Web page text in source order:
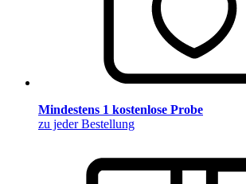
Mindestens 1 kostenlose Probe
zu jeder Bestellung